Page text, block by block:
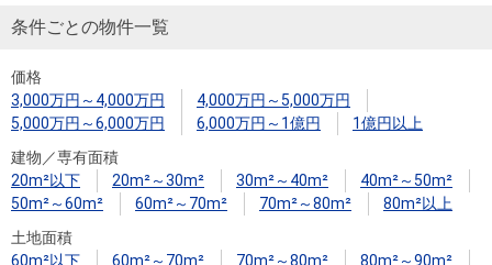
条件ごとの物件一覧
価格
3,000万円～4,000万円
4,000万円～5,000万円
5,000万円～6,000万円
6,000万円～1億円
1億円以上
建物／専有面積
20m²以下
20m²～30m² 30m²～40m²
40m²～50m²
50m²～60m²
60m²～70m² 70m²～80m²
80m²以上
土地面積
60m²以下
60m²～70m² 70m²～80m² 80m²～90m²